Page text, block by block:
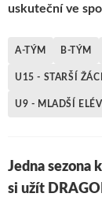
uskuteční ve
A-TÝM B-TÝM
U15 - STARŠÍ ŽÁCI
U9 - MLADŠÍ
Jedna sezona
si užít